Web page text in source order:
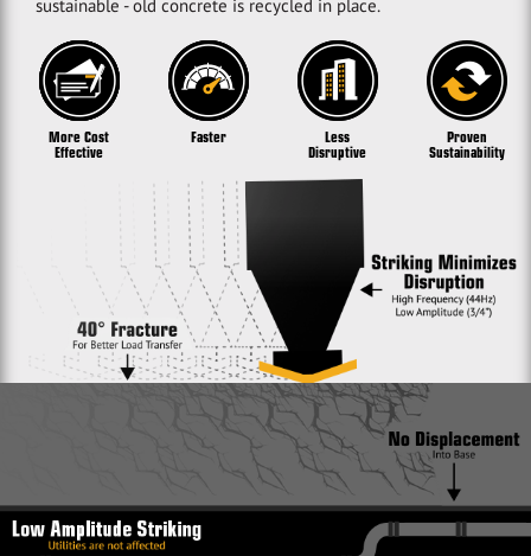
sustainable - old concrete is recycled in place.
More Cost
Effective
Faster Less
Disruptive
Proven
Sustainability